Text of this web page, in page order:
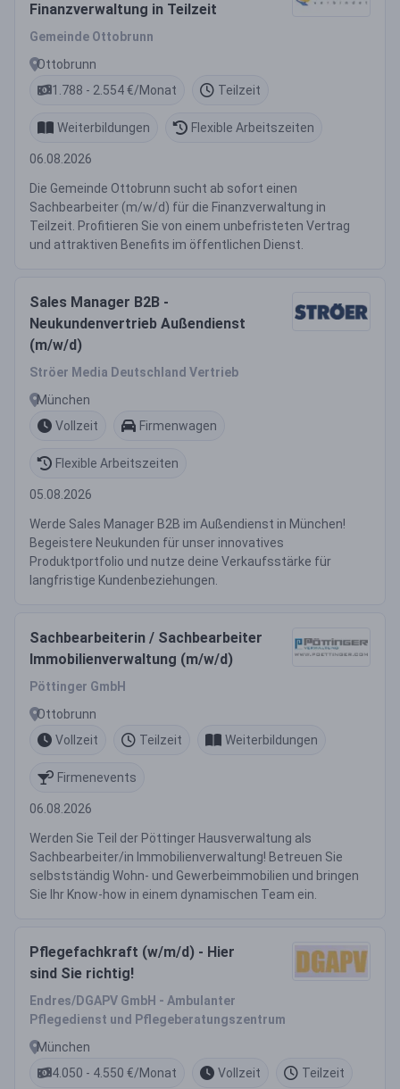
Finanzverwaltung in Teilzeit
Gemeinde Ottobrunn
Ottobrunn
1.788 - 2.554 €/Monat
Teilzeit
Weiterbildungen Flexible Arbeitszeiten
06.08.2026
Die Gemeinde Ottobrunn sucht ab sofort einen
Sachbearbeiter (m/w/d) für die Finanzverwaltung in
Teilzeit. Profitieren Sie von einem unbefristeten Vertrag
und attraktiven Benefits im öffentlichen Dienst.
Sales Manager B2B -
Neukundenvertrieb Außendienst
(m/w/d)
Ströer Media Deutschland Vertrieb
München
Vollzeit
Firmenwagen
Flexible Arbeitszeiten
05.08.2026
Werde Sales Manager B2B im Außendienst in München!
Begeistere Neukunden für unser innovatives
Produktportfolio und nutze deine Verkaufsstärke für
langfristige Kundenbeziehungen.
Sachbearbeiterin / Sachbearbeiter
Immobilienverwaltung (m/w/d)
Pöttinger GmbH
Ottobrunn
Vollzeit
Teilzeit Weiterbildungen
Firmenevents
06.08.2026
Werden Sie Teil der Pöttinger Hausverwaltung als
Sachbearbeiter/in Immobilienverwaltung! Betreuen Sie
selbstständig Wohn- und Gewerbeimmobilien und bringen
Sie Ihr Know-how in einem dynamischen Team ein.
Pflegefachkraft (w/m/d) - Hier
sind Sie richtig!
Endres/DGAPV GmbH - Ambulanter
Pflegedienst und Pflegeberatungszentrum
München
4.050 - 4.550 €/Monat
Vollzeit Teilzeit